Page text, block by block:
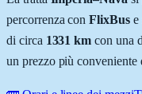
percorrenza conFlixBuse
di circa 1331 km con una
un prezzo più conveniente